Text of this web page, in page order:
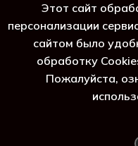
8 (800) 250-69-
Этот сайт
персонализации
сайтом было
обработку
Пожалуйста,